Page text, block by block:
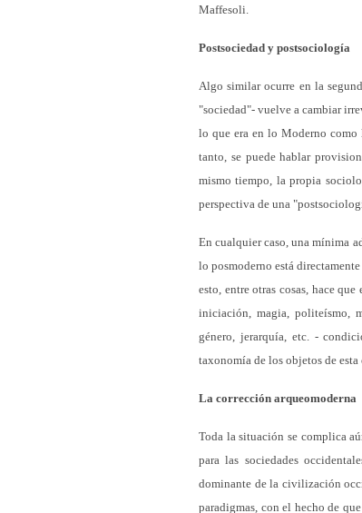
Maffesoli.
Postsociedad y postsociología
Algo similar ocurre en la
"sociedad"- vuelve a cambiar
lo que era en lo Moderno como
tanto, se puede hablar
mismo tiempo, la propia
perspectiva de una
En cualquier caso, una mínima
lo posmoderno está
esto, entre otras cosas, hace
iniciación, magia, politeísmo,
género, jerarquía, etc. -
taxonomía de los objetos de
La corrección arqueomoderna
Toda la situación se complica
para las sociedades
dominante de la civilización
paradigmas, con el hecho de